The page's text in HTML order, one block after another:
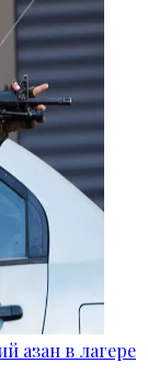
азан в лагере